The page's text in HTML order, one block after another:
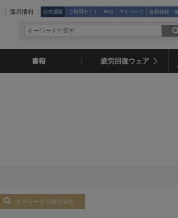
採用情報 公式通販 ご利用ガイド FAQ マイページ 会員登録・
書籍 疲労回復ウェア
キーワードで絞り込む